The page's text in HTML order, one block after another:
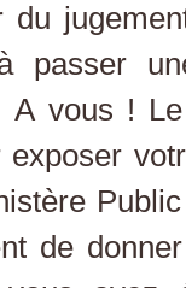
du
passer
vous !
de